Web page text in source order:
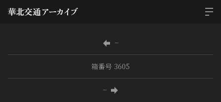
−
箱番号 3605
−